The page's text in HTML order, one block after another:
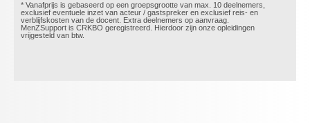
* Vanafprijs is gebaseerd op een groepsgrootte van max. 10 deelnemers,
exclusief eventuele inzet van acteur / gastspreker en exclusief reis- en
verblijfskosten van de docent. Extra deelnemers op aanvraag.​
MenZSupport is CRKBO geregistreerd. Hierdoor zijn onze opleidingen
vrijgesteld van btw.